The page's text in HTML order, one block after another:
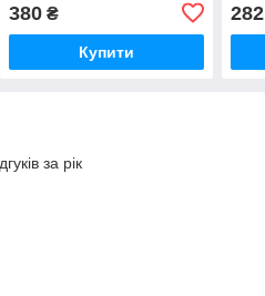
380₴
Купити
282
за рік